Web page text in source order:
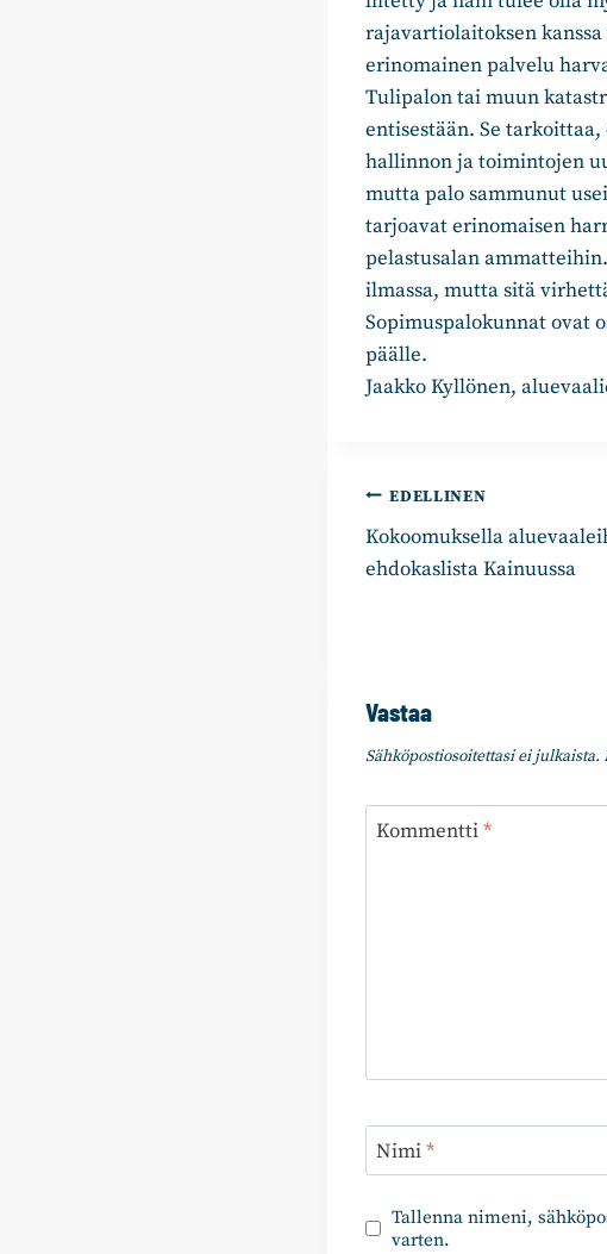
rajavartiolaitoksen
erinomainen palvelu
Tulipalon tai muun
entisestään. Se
hallinnon ja toimintojen
mutta palo sammunut
tarjoavat erinomaisen
pelastusalan
ilmassa, mutta sitä
Sopimuspalokunnat ovat
päälle.
Jaakko Kyllönen,
Artikkelien
selaus
EDELLINEN
Kokoomuksella
ehdokaslista Kainuussa
Vastaa
Sähköpostiosoitettasi ei julkaista.
Kommentti*
Nimi*
Tallenna nimeni,
varten.